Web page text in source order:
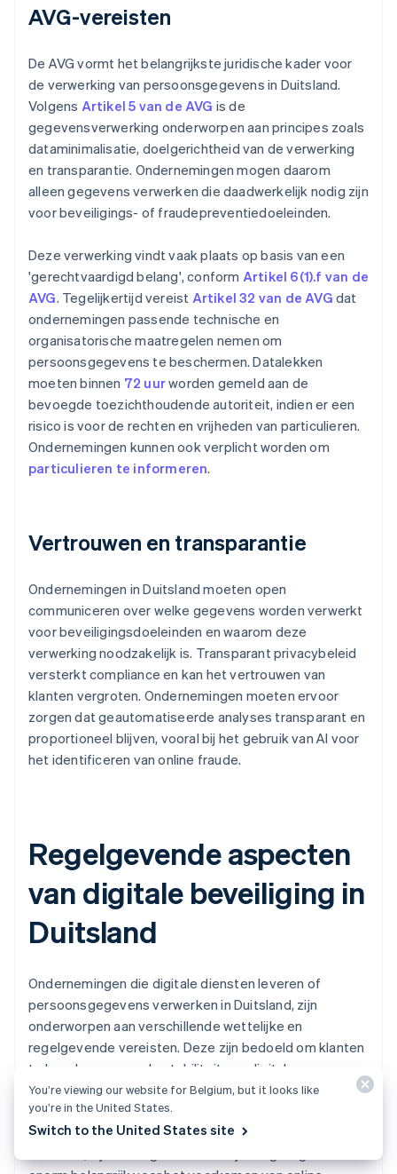
AVG-vereisten
De AVG vormt het belangrijkste juridische kader voor
de verwerking van persoonsgegevens in Duitsland.
Volgens Artikel 5 van de AVG is de
gegevensverwerking onderworpen aan principes zoals
dataminimalisatie, doelgerichtheid van de verwerking
en transparantie. Ondernemingen mogen daarom
alleen gegevens verwerken die daadwerkelijk nodig zijn
voor beveiligings- of fraudepreventiedoeleinden.
Deze verwerking vindt vaak plaats op basis van een
'gerechtvaardigd belang', conform Artikel 6(1).f van de
AVG. Tegelijkertijd vereist Artikel 32 van de AVG dat
ondernemingen passende technische en
organisatorische maatregelen nemen om
persoonsgegevens te beschermen. Datalekken
moeten binnen 72 uurworden gemeld aan de
bevoegde toezichthoudende autoriteit, indien er een
risico is voor de rechten en vrijheden van particulieren.
Ondernemingen kunnen ook verplicht worden om
particulieren te informeren.
Vertrouwen en transparantie
Ondernemingen in Duitsland moeten open
communiceren over welke gegevens worden verwerkt
voor beveiligingsdoeleinden en waarom deze
verwerking noodzakelijk is. Transparant privacybeleid
versterkt compliance en kan het vertrouwen van
klanten vergroten. Ondernemingen moeten ervoor
zorgen dat geautomatiseerde analyses transparant en
proportioneel blijven, vooral bij het gebruik van AI voor
het identificeren van online fraude.
Regelgevende aspecten
van digitale beveiliging in
Duitsland
Ondernemingen die digitale diensten leveren of
persoonsgegevens verwerken in Duitsland, zijn
onderworpen aan verschillende wettelijke en
regelgevende vereisten. Deze zijn bedoeld om klanten
te beschermen en de stabiliteit van digitale
infrastructuren te waarborgen.
Hoewel de AVG het belangrijkste van deze juridische
You’re viewing our website for Belgium, but it looks like
you’re in the United States.
Switch to the United States site